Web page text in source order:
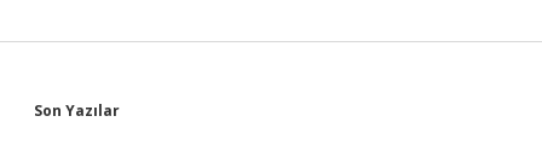
Sidebar
Son Yazılar